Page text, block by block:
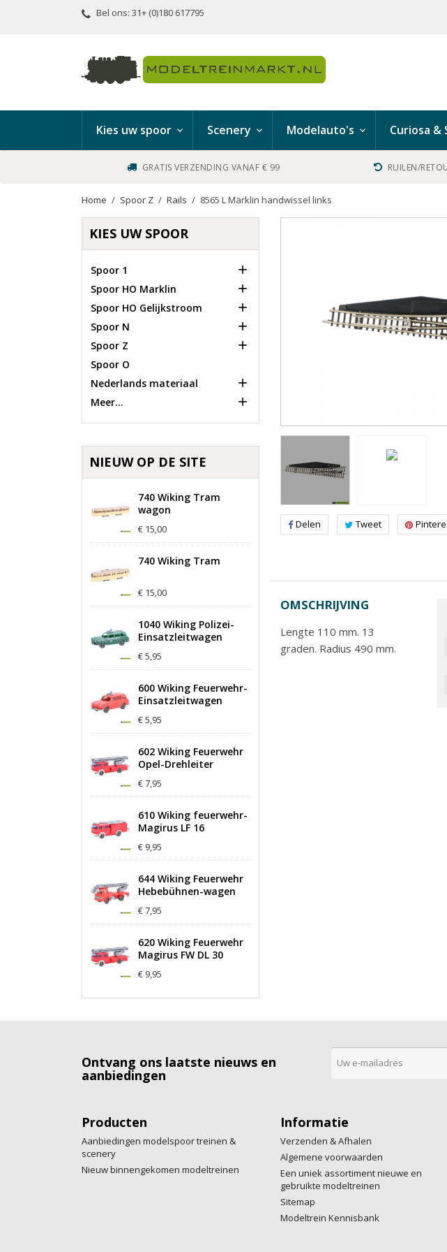
Bel ons: 31+ (0)180 617795
Kies uw spoor Scenery Modelauto's Curiosa &
GRATIS VERZENDING VANAF € 99 RUILEN/
Home Spoor Z Rails 8565 L Märklin handwissel links
KIES UW SPOOR
Spoor 1 
Spoor HO Marklin 
Spoor HO Gelijkstroom 
Spoor N 
Spoor Z 
Spoor O
Nederlands materiaal

Meer... 
NIEUW OP DE SITE
740 Wiking Tram
wagon
€ 15,00
740 Wiking Tram
€ 15,00
1040 Wiking Polizei-
Einsatzleitwagen
€ 5,95
600 Wiking Feuerwehr-
Einsatzleitwagen
€ 5,95
602 Wiking Feuerwehr
Opel-Drehleiter
€ 7,95
610 Wiking feuerwehr-
Magirus LF 16
€ 9,95
644 Wiking Feuerwehr
Hebebühnen-wagen
€ 7,95
620 Wiking Feuerwehr
Magirus FW DL 30
€ 9,95
Delen Tweet
OMSCHRIJVING
Lengte 110 mm. 13
graden. Radius 490 mm.
Ontvang ons laatste nieuws en
aanbiedingen
Producten
Aanbiedingen modelspoor treinen &
scenery
Nieuw binnengekomen modeltreinen
Informatie
Verzenden & Afhalen
Algemene voorwaarden
Een uniek assortiment nieuwe en
gebruikte modeltreinen
Sitemap
Modeltrein Kennisbank